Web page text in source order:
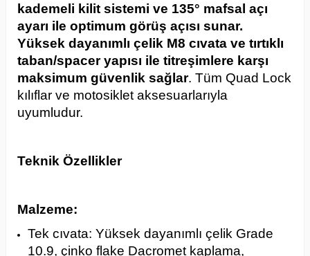
kademeli kilit sistemi ve 135° mafsal açı
ayarı ile optimum görüş açısı sunar.
Yüksek dayanımlı çelik M8 cıvata ve tırtıklı
taban/spacer yapısı ile titreşimlere karşı
maksimum güvenlik sağlar. Tüm Quad Lock
kılıflar ve motosiklet aksesuarlarıyla
uyumludur.
Teknik Özellikler
Malzeme:
Tek cıvata: Yüksek dayanımlı çelik Grade
10.9, çinko flake Dacromet kaplama,